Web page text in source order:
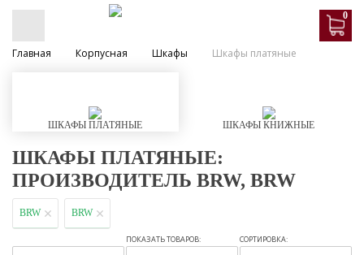
0
Главная Корпусная Шкафы Шкафы платяные
ШКАФЫ ПЛАТЯНЫЕ ШКАФЫ КНИЖНЫЕ
ШКАФЫ ПЛАТЯНЫЕ:
ПРОИЗВОДИТЕЛЬ BRW, BRW
BRW BRW
ПОКАЗАТЬ ТОВАРОВ: СОРТИРОВКА: